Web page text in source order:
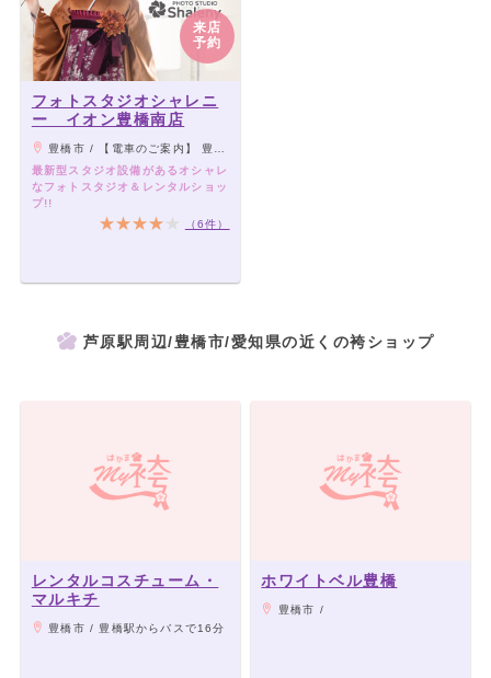
来店
予約
フォトスタジオシャレニ
ー イオン豊橋南店
豊橋市 / 【電車のご案内】 豊橋鉄道渥美線 芦原駅 徒歩約15分 【バスのご案内】 ◆「豊橋駅前」②番乗り場より「くすのき特別支援学校行き」乗車し、 「野依口」下車。（約30分）
最新型スタジオ設備があるオシャレ
なフォトスタジオ＆レンタルショッ
プ!!
（6件）
芦原駅周辺/豊橋市/愛知県の近くの袴ショップ
レンタルコスチューム・
マルキチ
豊橋市 / 豊橋駅からバスで16分
ホワイトベル豊橋
豊橋市 /